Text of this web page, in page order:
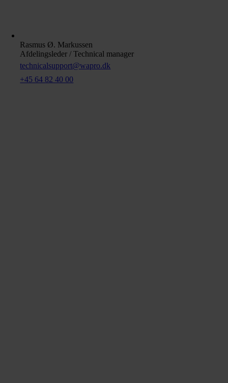
Rasmus Ø. Markussen
Afdelingsleder / Technical manager
technicalsupport@wapro.dk
+45 64 82 40 00